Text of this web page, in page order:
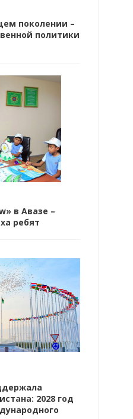
поколении –
политики
в Авазе –
ребят
2028 год